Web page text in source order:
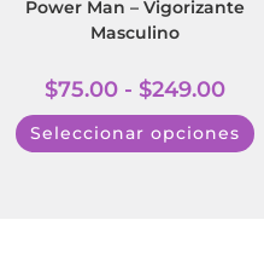
Power Man – Vigorizante
Masculino
$75.00 - $249.00
Seleccionar opciones